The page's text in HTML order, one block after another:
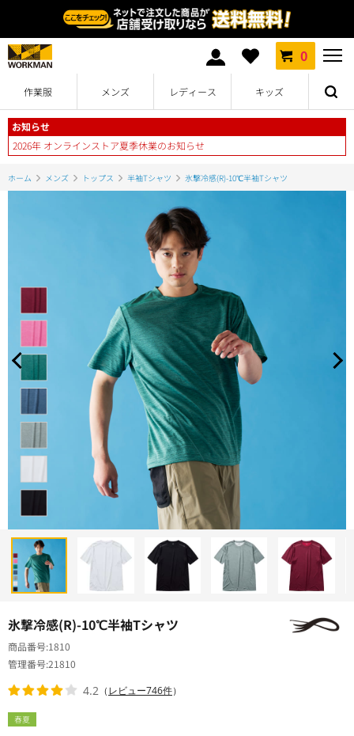
0
作業服 メンズ レディース キッズ
お知らせ
2026年 オンラインストア夏季休業のお知らせ
ホーム メンズ トップス 半袖Tシャツ 氷撃冷感(R)-10℃半袖Tシャツ
氷撃冷感(R)-10℃半袖Tシャツ
春夏
商品番号 1810
管理番号21810
4.2 （レビュー746件）